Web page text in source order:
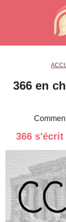
366 en
366 s'écrit